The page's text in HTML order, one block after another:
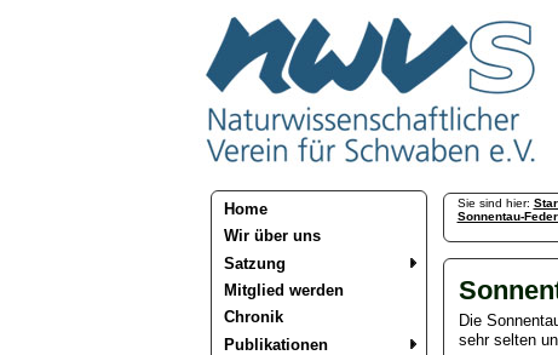
Home
Wir über uns
Satzung
Mitglied werden
Chronik
Publikationen
Sie sind hier:
Sonnentau-
Die
sehr selten